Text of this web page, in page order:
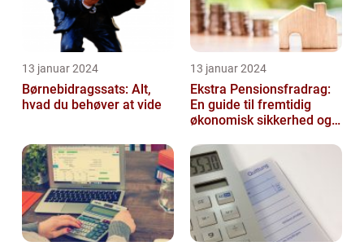
13 januar 2024
Børnebidragssats: Alt,
hvad du behøver at vide
13 januar 2024
Ekstra Pensionsfradrag:
En guide til fremtidig
økonomisk sikkerhed og